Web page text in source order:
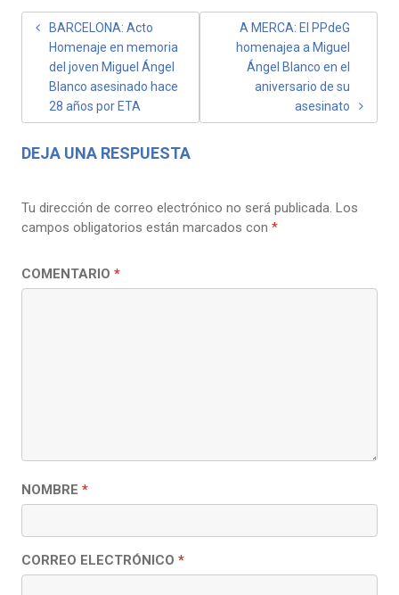
NAVEGACIÓN
ENTRADAS
BARCELONA: Acto
Homenaje en memoria
del joven Miguel Ángel
Blanco asesinado hace
28 años por ETA
A MERCA: El PPdeG
homenajea a Miguel
Ángel Blanco en el
aniversario de su
asesinato
DEJA UNA RESPUESTA
Tu dirección de correo electrónico no será publicada. Los
campos obligatorios están marcados con *
COMENTARIO *
NOMBRE *
CORREO ELECTRÓNICO *